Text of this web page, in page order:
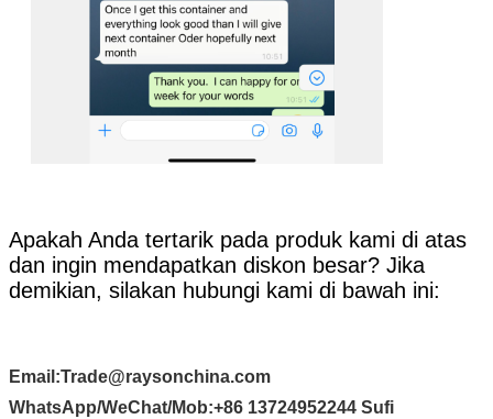
Kirimkan
Apakah Anda tertarik pada produk kami di atas
dan ingin mendapatkan diskon besar? Jika
demikian, silakan hubungi kami di bawah ini:
Email:Trade@raysonchina.com
WhatsApp/WeChat/Mob:+86 13724952244 Sufi